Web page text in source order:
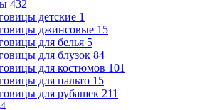
432
детские 1
джинсовые 15
для белья 5
для блузок 84
для костюмов 101
для пальто 15
для рубашек 211
4